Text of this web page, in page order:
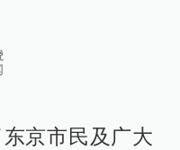
京市民及广大